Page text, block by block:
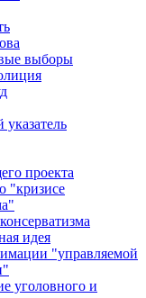
выборы
проекта
"кризисе
идея
"управляемой
уголовного и